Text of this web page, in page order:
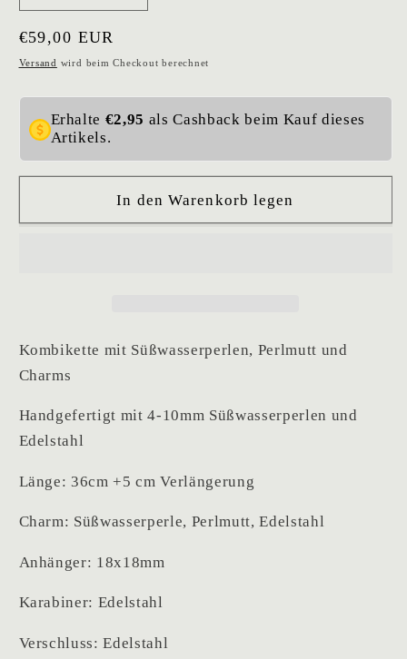
die
Menge
für
La
Magie
die
für
La
Magie
Normaler
Preis
€59,00 EUR
Versand wird beim Checkout berechnet
Erhalte €2,95 als Cashback beim Kauf dieses
Artikels.
In den Warenkorb legen
Kombikette mit Süßwasserperlen, Perlmutt und
Charms
Handgefertigt mit 4-10mm Süßwasserperlen und
Edelstahl
Länge: 36cm +5 cm Verlängerung
Charm: Süßwasserperle, Perlmutt, Edelstahl
Anhänger: 18x18mm
Karabiner: Edelstahl
Verschluss: Edelstahl